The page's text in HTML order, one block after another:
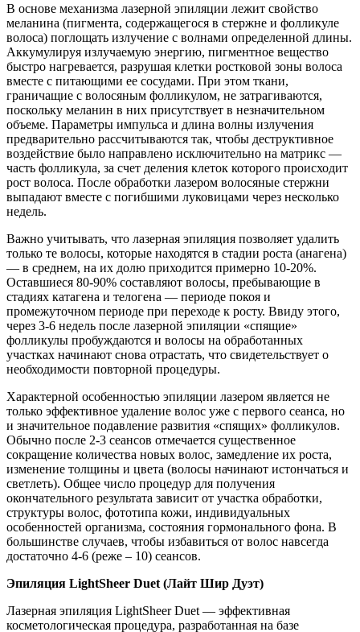
В основе механизма лазерной эпиляции лежит свойство
меланина (пигмента, содержащегося в стержне и фолликуле
волоса) поглощать излучение с волнами определенной длины.
Аккумулируя излучаемую энергию, пигментное вещество
быстро нагревается, разрушая клетки ростковой зоны волоса
вместе с питающими ее сосудами. При этом ткани,
граничащие с волосяным фолликулом, не затрагиваются,
поскольку меланин в них присутствует в незначительном
объеме. Параметры импульса и длина волны излучения
предварительно рассчитываются так, чтобы деструктивное
воздействие было направлено исключительно на матрикс —
часть фолликула, за счет деления клеток которого происходит
рост волоса. После обработки лазером волосяные стержни
выпадают вместе с погибшими луковицами через несколько
недель.
Важно учитывать, что лазерная эпиляция позволяет удалить
только те волосы, которые находятся в стадии роста (анагена)
— в среднем, на их долю приходится примерно 10-20%.
Оставшиеся 80-90% составляют волосы, пребывающие в
стадиях катагена и телогена — периоде покоя и
промежуточном периоде при переходе к росту. Ввиду этого,
через 3-6 недель после лазерной эпиляции «спящие»
фолликулы пробуждаются и волосы на обработанных
участках начинают снова отрастать, что свидетельствует о
необходимости повторной процедуры.
Характерной особенностью эпиляции лазером является не
только эффективное удаление волос уже с первого сеанса, но
и значительное подавление развития «спящих» фолликулов.
Обычно после 2-3 сеансов отмечается существенное
сокращение количества новых волос, замедление их роста,
изменение толщины и цвета (волосы начинают истончаться и
светлеть). Общее число процедур для получения
окончательного результата зависит от участка обработки,
структуры волос, фототипа кожи, индивидуальных
особенностей организма, состояния гормонального фона. В
большинстве случаев, чтобы избавиться от волос навсегда
достаточно 4-6 (реже – 10) сеансов.
Эпиляция LightSheer Duet (Лайт Шир Дуэт)
Лазерная эпиляция LightSheer Duet — эффективная
косметологическая процедура, разработанная на базе